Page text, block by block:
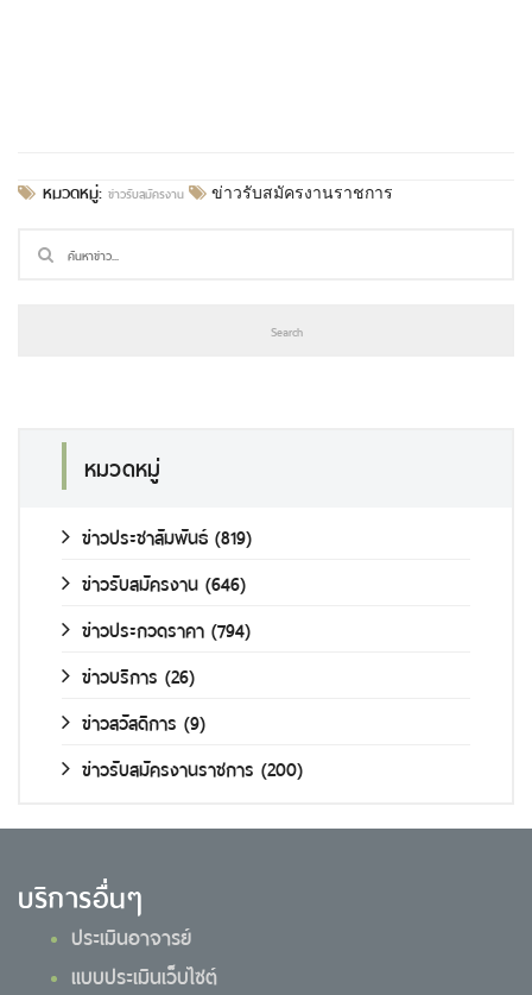
หมวดหมู่: ข่าวรับสมัครงาน ข่าวรับสมัครงานราชการ
หมวดหมู่
ข่าวประชาสัมพันธ์ (819)
ข่าวรับสมัครงาน (646)
ข่าวประกวดราคา (794)
ข่าวบริการ (26)
ข่าวสวัสดิการ (9)
ข่าวรับสมัครงานราชการ (200)
บริการอื่นๆ
ประเมินอาจารย์
แบบประเมินเว็บไซต์